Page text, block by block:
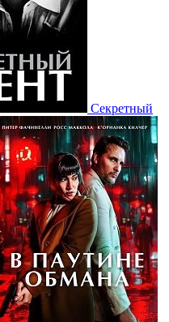
Секретный